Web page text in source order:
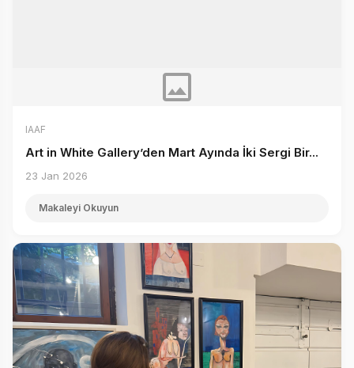
IAAF
Art in White Gallery’den Mart Ayında İki Sergi Bir...
23 Jan 2026
Makaleyi Okuyun